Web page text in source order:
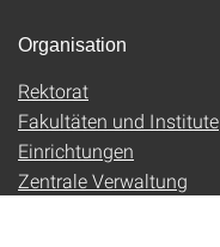
Organisation
Rektorat
Fakultäten und Institute
Einrichtungen
Zentrale Verwaltung